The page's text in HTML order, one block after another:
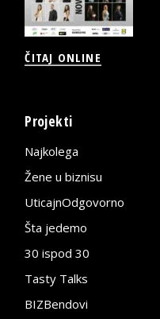
ČITAJ ONLINE
Projekti
Najkolega
Žene u biznisu
UticajnOdgovorno
Šta jedemo
30 ispod 30
Tasty Talks
BIZBendovi